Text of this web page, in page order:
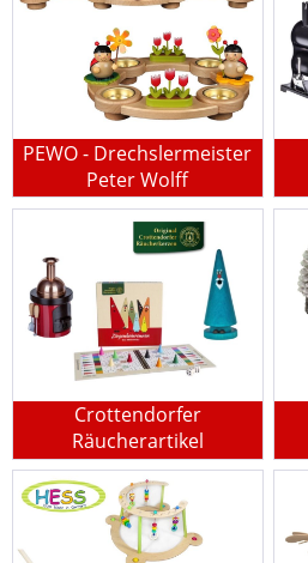
PEWO - Drechslermeister
Peter Wolff
Crottendorfer
Räucherartikel